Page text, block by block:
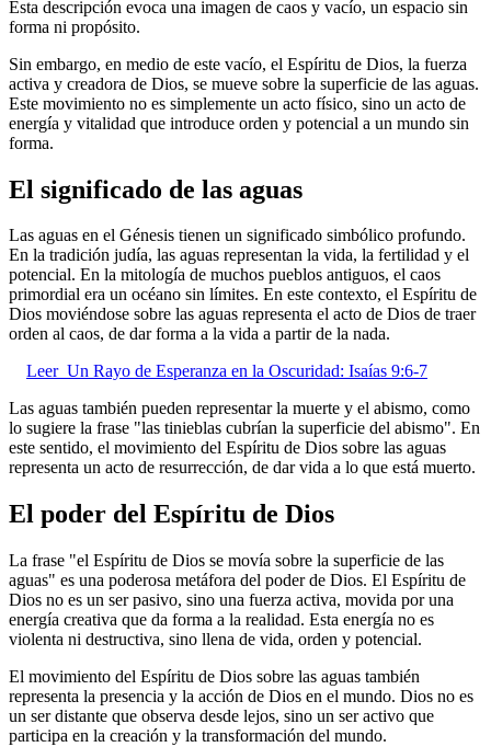
Esta descripción evoca una imagen de caos y vacío, un espacio sin
forma ni propósito.
Sin embargo, en medio de este vacío, el Espíritu de Dios, la fuerza
activa y creadora de Dios, se mueve sobre la superficie de las aguas.
Este movimiento no es simplemente un acto físico, sino un acto de
energía y vitalidad que introduce orden y potencial a un mundo sin
forma.
El significado de las aguas
Las aguas en el Génesis tienen un significado simbólico profundo.
En la tradición judía, las aguas representan la vida, la fertilidad y el
potencial. En la mitología de muchos pueblos antiguos, el caos
primordial era un océano sin límites. En este contexto, el Espíritu de
Dios moviéndose sobre las aguas representa el acto de Dios de traer
orden al caos, de dar forma a la vida a partir de la nada.
Leer Un Rayo de Esperanza en la Oscuridad: Isaías 9:6-7
Las aguas también pueden representar la muerte y el abismo, como
lo sugiere la frase "las tinieblas cubrían la superficie del abismo". En
este sentido, el movimiento del Espíritu de Dios sobre las aguas
representa un acto de resurrección, de dar vida a lo que está muerto.
El poder del Espíritu de Dios
La frase "el Espíritu de Dios se movía sobre la superficie de las
aguas" es una poderosa metáfora del poder de Dios. El Espíritu de
Dios no es un ser pasivo, sino una fuerza activa, movida por una
energía creativa que da forma a la realidad. Esta energía no es
violenta ni destructiva, sino llena de vida, orden y potencial.
El movimiento del Espíritu de Dios sobre las aguas también
representa la presencia y la acción de Dios en el mundo. Dios no es
un ser distante que observa desde lejos, sino un ser activo que
participa en la creación y la transformación del mundo.